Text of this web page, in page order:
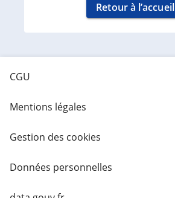
Retour à l’accueil
CGU
Mentions légales
Gestion des cookies
Données personnelles